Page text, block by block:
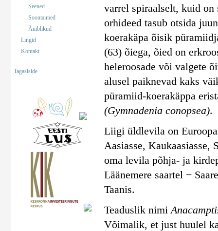
Seened
Soontaimed
Ämblikud
Lingid
Kontakt
Tagasiside
varrel spiraalselt, kuid on
orhideed tasub otsida
koerakäpa õisik
(63) õiega, õied on
heleroosade või valgete
alusel paiknevad kaks
püramiid-koerakäppa
(Gymnadenia conopsea).
Liigi üldlevila on
Aasiasse, Kaukaasiasse,
oma levila põhja- ja
Läänemere saartel −
Taanis.
Teaduslik nimi
Võimalik, et just huulel